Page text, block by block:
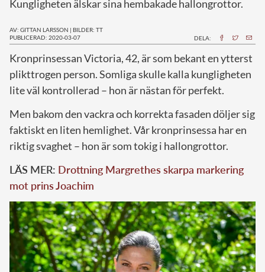
Kungligheten älskar sina hembakade hallongrottor.
AV: GITTAN LARSSON | BILDER: TT
PUBLICERAD: 2020-03-07
DELA:
Kronprinsessan Victoria, 42, är som bekant en ytterst
plikttrogen person. Somliga skulle kalla kungligheten
lite väl kontrollerad – hon är nästan för perfekt.
Men bakom den vackra och korrekta fasaden döljer sig
faktiskt en liten hemlighet. Vår kronprinsessa har en
riktig svaghet – hon är som tokig i hallongrottor.
LÄS MER: Drottning Margrethes skarpa markering
mot prins Joachim